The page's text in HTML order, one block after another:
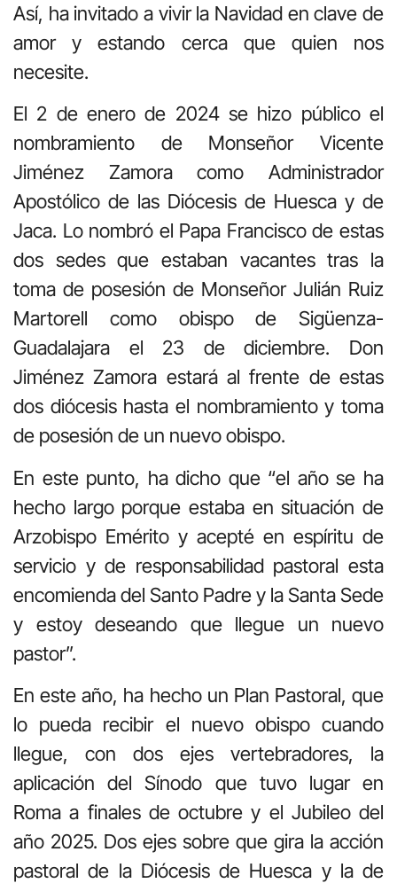
Así, ha invitado a vivir la Navidad en clave de
amor y estando cerca que quien nos
necesite.
El 2 de enero de 2024 se hizo público el
nombramiento de Monseñor Vicente
Jiménez Zamora como Administrador
Apostólico de las Diócesis de Huesca y de
Jaca. Lo nombró el Papa Francisco de estas
dos sedes que estaban vacantes tras la
toma de posesión de Monseñor Julián Ruiz
Martorell como obispo de Sigüenza-
Guadalajara el 23 de diciembre. Don
Jiménez Zamora estará al frente de estas
dos diócesis hasta el nombramiento y toma
de posesión de un nuevo obispo.
En este punto, ha dicho que “el año se ha
hecho largo porque estaba en situación de
Arzobispo Emérito y acepté en espíritu de
servicio y de responsabilidad pastoral esta
encomienda del Santo Padre y la Santa Sede
y estoy deseando que llegue un nuevo
pastor”.
En este año, ha hecho un Plan Pastoral, que
lo pueda recibir el nuevo obispo cuando
llegue, con dos ejes vertebradores, la
aplicación del Sínodo que tuvo lugar en
Roma a finales de octubre y el Jubileo del
año 2025. Dos ejes sobre que gira la acción
pastoral de la Diócesis de Huesca y la de